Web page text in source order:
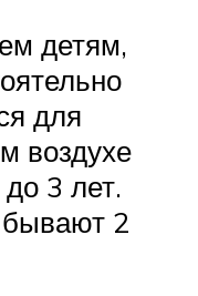
детям,
для
воздухе
3 лет.
бывают 2